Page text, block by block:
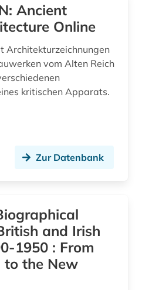
Ancient
Online
Architekturzeichnungen
vom Alten Reich
kritischen Apparats.
Zur Datenbank
and Irish
1950 : From
to the New